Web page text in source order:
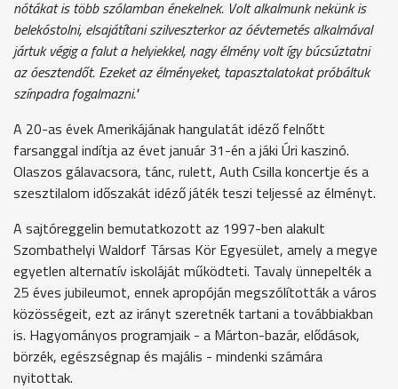
nótákat is több szólamban énekelnek. Volt alkalmunk nekünk is
belekóstolni, elsajátítani szilveszterkor az óévtemetés alkalmával
jártuk végig a falut a helyiekkel, nagy élmény volt így búcsúztatni
az óesztendőt. Ezeket az élményeket, tapasztalatokat próbáltuk
színpadra fogalmazni."
A 20-as évek Amerikájának hangulatát idéző felnőtt
farsanggal indítja az évet január 31-én a jáki Úri kaszinó.
Olaszos gálavacsora, tánc, rulett, Auth Csilla koncertje és a
szesztilalom időszakát idéző játék teszi teljessé az élményt.
A sajtóreggelin bemutatkozott az 1997-ben alakult
Szombathelyi Waldorf Társas Kör Egyesület, amely a megye
egyetlen alternatív iskoláját működteti. Tavaly ünnepelték a
25 éves jubileumot, ennek apropóján megszólították a város
közösségeit, ezt az irányt szeretnék tartani a továbbiakban
is. Hagyományos programjaik - a Márton-bazár, elődások,
börzék, egészségnap és majális - mindenki számára
nyitottak.